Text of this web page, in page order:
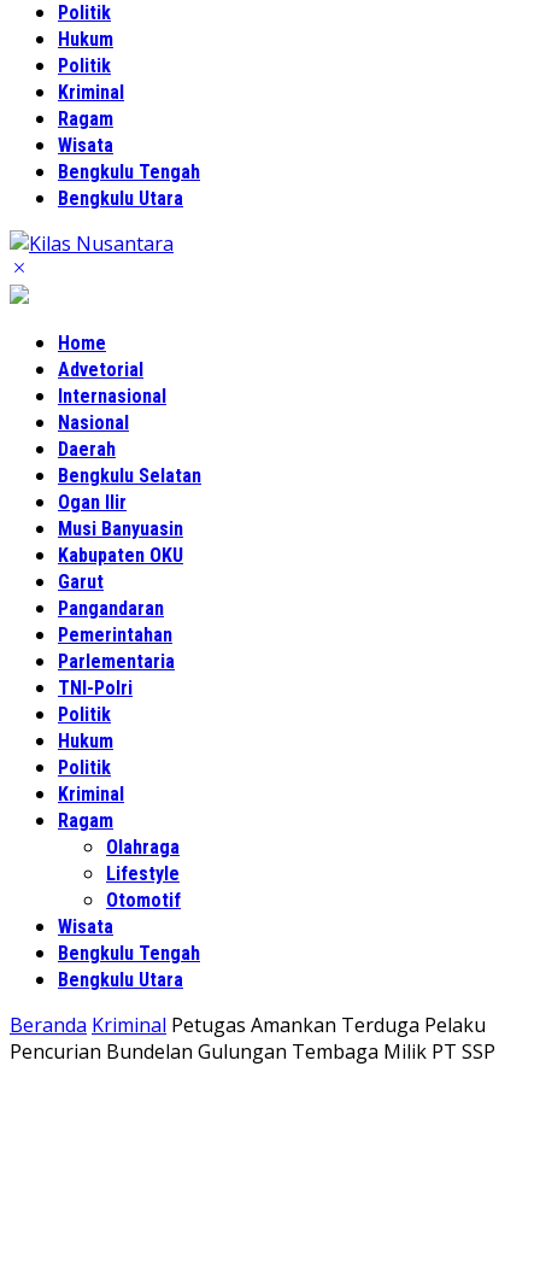
Politik
Hukum
Politik
Kriminal
Ragam
Wisata
Bengkulu Tengah
Bengkulu Utara
Home
Advetorial
Internasional
Nasional
Daerah
Bengkulu Selatan
Ogan Ilir
Musi Banyuasin
Kabupaten OKU
Garut
Pangandaran
Pemerintahan
Parlementaria
TNI-Polri
Politik
Hukum
Politik
Kriminal
Ragam
Olahraga
Lifestyle
Otomotif
Wisata
Bengkulu Tengah
Bengkulu Utara
Beranda Kriminal Petugas Amankan Terduga Pelaku
Pencurian Bundelan Gulungan Tembaga Milik PT SSP